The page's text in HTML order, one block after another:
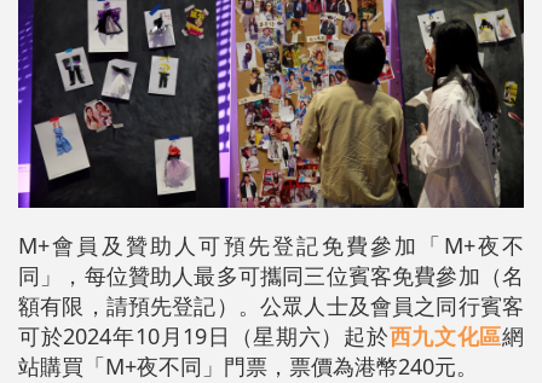
M+會員及贊助人可預先登記免費參加「M+夜不
同」，每位贊助人最多可攜同三位賓客免費參加（名
額有限，請預先登記）。公眾人士及會員之同行賓客
可於2024年10月19日（星期六）起於西九文化區網
站購買「M+夜不同」門票，票價為港幣240元。